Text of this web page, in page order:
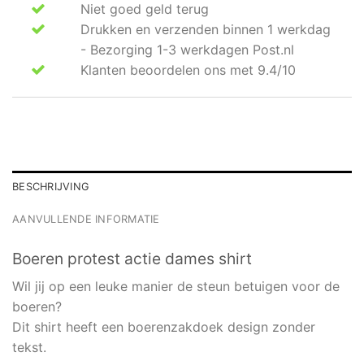
Niet goed geld terug
Drukken en verzenden binnen 1 werkdag
- Bezorging 1-3 werkdagen Post.nl
Klanten beoordelen ons met 9.4/10
BESCHRIJVING
AANVULLENDE INFORMATIE
Boeren protest actie dames shirt
Wil jij op een leuke manier de steun betuigen voor de
boeren?
Dit shirt heeft een boerenzakdoek design zonder
tekst.